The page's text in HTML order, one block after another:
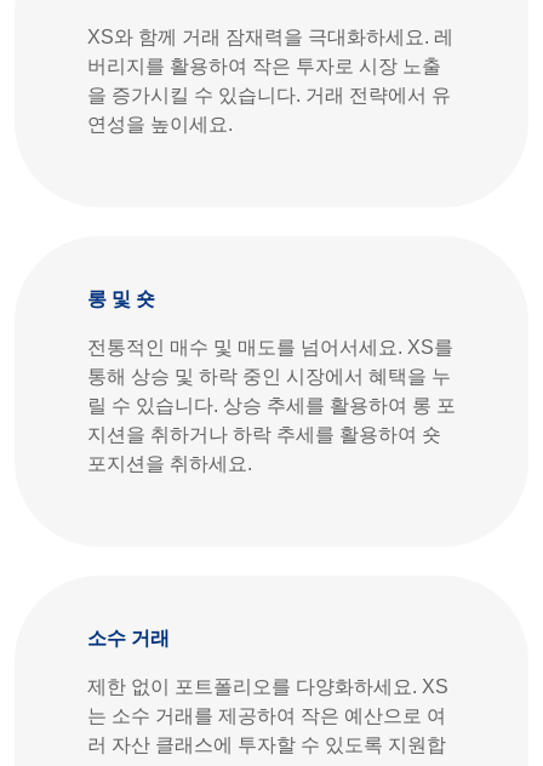
XS와 함께 거래 잠재력을 극대화하세요. 레
버리지를 활용하여 작은 투자로 시장 노출
을 증가시킬 수 있습니다. 거래 전략에서 유
연성을 높이세요.
롱 및 숏
전통적인 매수 및 매도를 넘어서세요. XS를
통해 상승 및 하락 중인 시장에서 혜택을 누
릴 수 있습니다. 상승 추세를 활용하여 롱 포
지션을 취하거나 하락 추세를 활용하여 숏
포지션을 취하세요.
소수 거래
제한 없이 포트폴리오를 다양화하세요. XS
는 소수 거래를 제공하여 작은 예산으로 여
러 자산 클래스에 투자할 수 있도록 지원합